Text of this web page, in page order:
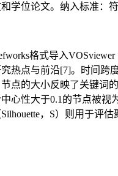
学位论文。纳入标准：
格式导入
热点与前沿[7]。时间跨度
点的大小反映了关键词
心性大于0.1的节点被视
，S）则用于评